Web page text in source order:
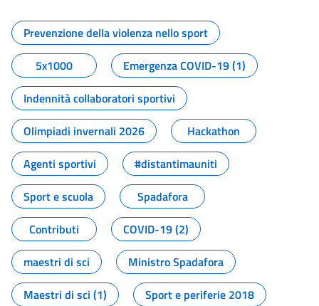
Tutti i contenuti della pagina
Prevenzione della violenza nello sport
5x1000
Emergenza COVID-19 (1)
Indennità collaboratori sportivi
Olimpiadi invernali 2026
Hackathon
Agenti sportivi
#distantimauniti
Sport e scuola
Spadafora
Contributi
COVID-19 (2)
maestri di sci
Ministro Spadafora
Maestri di sci (1)
Sport e periferie 2018